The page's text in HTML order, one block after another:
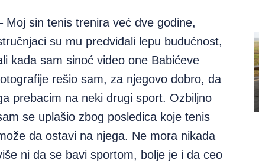
Moj sin tenis trenira već dvegodine,
su mu predviđali lepu budućnost,
kada sam sinoć video one Babićeve
rešio sam, za njegovo dobro, da
prebacim na neki drugi sport. Ozbiljno
se uplašio zbog posledica koje tenis
da ostavi na njega. Ne mora nikada
ni da se bavi sportom, bolje je i da ceo